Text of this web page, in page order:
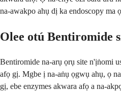
na-awakpo ahụ dị ka endoscopy ma
Olee otú Bentiromide
Bentiromide na-arụ ọrụ site n'ịṅomi
afọ gị. Mgbe ị na-aṅụ ọgwụ ahụ, ọ
gị, ebe enzymes akwara afọ a na-